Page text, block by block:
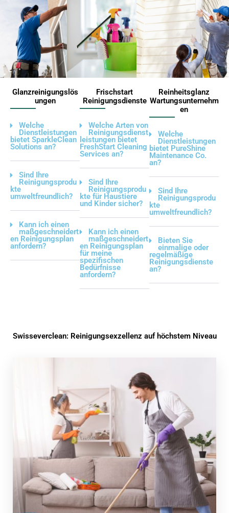
Glanzreinigungslös
ungen
Welche
Dienstleistungen
bietet SparkleClean
Solutions an?
Sind Ihre
Reinigungsprodu
kte
umweltfreundlich?
Kann ich einen
maßgeschneidert
en Reinigungsplan
anfordern?
Frischstart
Reinigungsdienste
Welche Arten von
Reinigungsdienst
leistungen bietet
FreshStart Cleaning
Services an?
Sind Ihre
Reinigungsprodu
kte für Haustiere
und Kinder sicher?
Kann ich einen
maßgeschneidert
en Reinigungsplan
für meine
spezifischen
Bedürfnisse
anfordern?
Reinheitsglanz
Wartungsunternehm
en
Welche
Dienstleistungen
bietet PureShine
Maintenance Co.
an?
Sind Ihre
Reinigungsprodu
kte
umweltfreundlich?
Bieten Sie
einmalige oder
regelmäßige
Reinigungsdienste
an?
Swisseverclean: Reinigungsexzellenz auf höchstem Niveau